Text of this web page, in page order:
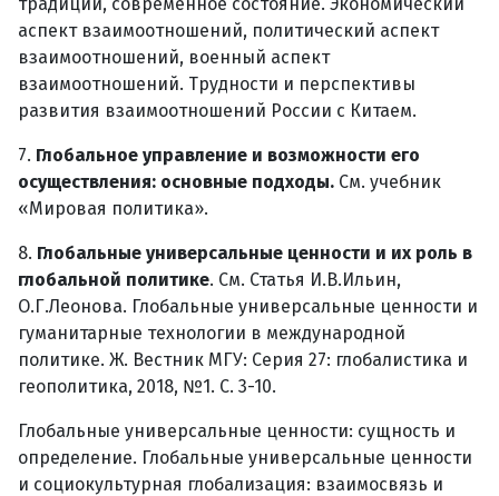
аспект взаимоотношений, политический аспект
взаимоотношений, военный аспект
взаимоотношений. Трудности и перспективы
развития взаимоотношений России с Китаем.
7. Глобальное управление и возможности его
осуществления: основные подходы. См. учебник
«Мировая политика».
8. Глобальные универсальные ценности и их роль в
глобальной политике. См. Статья И.В.Ильин,
О.Г.Леонова. Глобальные универсальные ценности и
гуманитарные технологии в международной
политике. Ж. Вестник МГУ: Серия 27: глобалистика и
геополитика, 2018, №1. С. 3-10.
Глобальные универсальные ценности: сущность и
определение. Глобальные универсальные ценности
и социокультурная глобализация: взаимосвязь и